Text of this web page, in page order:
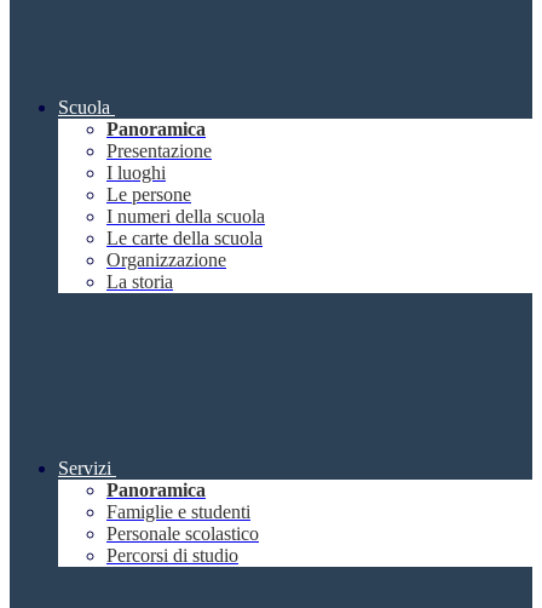
Scuola
Panoramica
Presentazione
I luoghi
Le persone
I numeri della scuola
Le carte della scuola
Organizzazione
La storia
Servizi
Panoramica
Famiglie e studenti
Personale scolastico
Percorsi di studio